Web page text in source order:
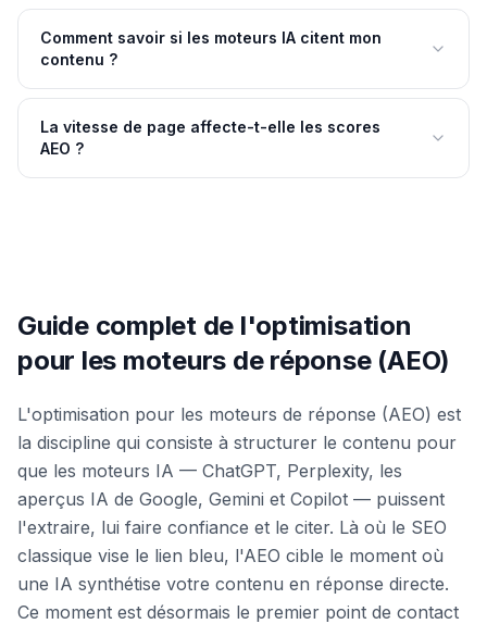
Comment savoir si les moteurs IA citent mon
contenu ?
La vitesse de page affecte-t-elle les scores
AEO ?
Guide complet de l'optimisation
pour les moteurs de réponse (AEO)
L'optimisation pour les moteurs de réponse (AEO) est
la discipline qui consiste à structurer le contenu pour
que les moteurs IA — ChatGPT, Perplexity, les
aperçus IA de Google, Gemini et Copilot — puissent
l'extraire, lui faire confiance et le citer. Là où le SEO
classique vise le lien bleu, l'AEO cible le moment où
une IA synthétise votre contenu en réponse directe.
Ce moment est désormais le premier point de contact